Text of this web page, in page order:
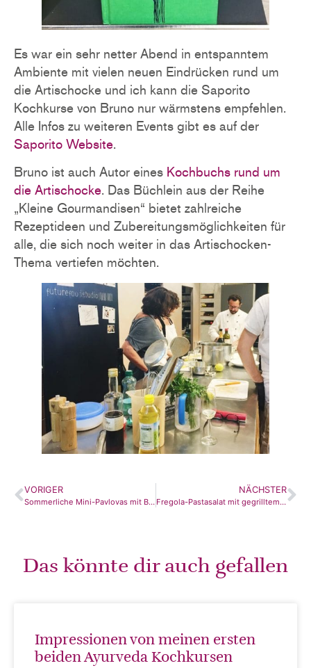
Es war ein sehr netter Abend in entspanntem
Ambiente mit vielen neuen Eindrücken rund um
die Artischocke und ich kann die Saporito
Kochkurse von Bruno nur wärmstens empfehlen.
Alle Infos zu weiteren Events gibt es auf der
Saporito Website.
Bruno ist auch Autor eines Kochbuchs rund um
die Artischocke. Das Büchlein aus der Reihe
„Kleine Gourmandisen“ bietet zahlreiche
Rezeptideen und Zubereitungsmöglichkeiten für
alle, die sich noch weiter in das Artischocken-
Thema vertiefen möchten.
VORIGER
Sommerliche Mini-Pavlovas mit Beeren
NÄCHSTER
Fregola-Pastasalat mit gegrilltem Paprika
Das könnte dir auch gefallen
Impressionen von meinen ersten
beiden Ayurveda Kochkursen